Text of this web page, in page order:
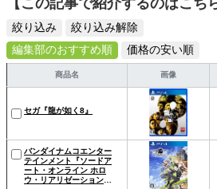
【この記事で紹介するのはこち
絞り込み
絞り込み解除
編集部のおすすめ順
価格の安い順
商品名 画像
セガ『龍が如く8』
バンダイナムコエンター
テインメント『ソードア
ート・オンライン ホロ
ウ・リアリゼーション